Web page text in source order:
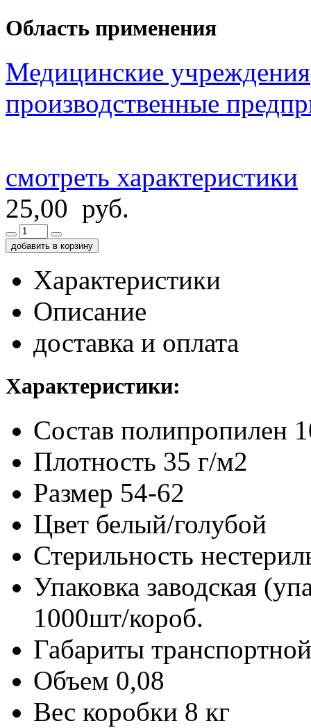
Область применения
Медицинские учреждения
производственные
смотреть характеристики
25,00 руб.
добавить в корзину
Характеристики
Описание
доставка и оплата
Характеристики:
Состав полипропилен
Плотность 35 г/м2
Размер 54-62
Цвет белый/голубой
Стерильность
Упаковка заводская
1000шт/короб.
Габариты
Объем 0,08
Вес коробки 8 кг